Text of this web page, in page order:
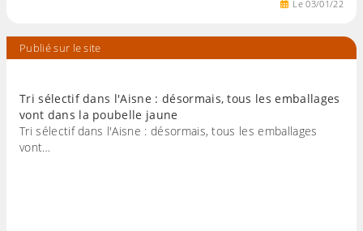
Le03/01/22
Publié sur le site
Tri sélectif dans l'Aisne : désormais, tous les emballages
vont dans la poubelle jaune
Tri sélectif dans l'Aisne : désormais, tous les emballages
vont…